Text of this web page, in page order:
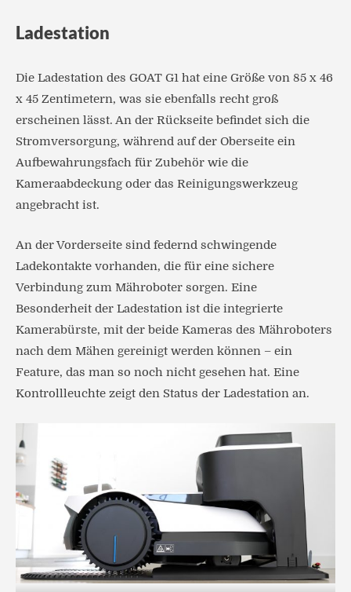
Ladestation
Die Ladestation des GOAT G1 hat eine Größe von 85 x 46
x 45 Zentimetern, was sie ebenfalls recht groß
erscheinen lässt. An der Rückseite befindet sich die
Stromversorgung, während auf der Oberseite ein
Aufbewahrungsfach für Zubehör wie die
Kameraabdeckung oder das Reinigungswerkzeug
angebracht ist.
An der Vorderseite sind federnd schwingende
Ladekontakte vorhanden, die für eine sichere
Verbindung zum Mähroboter sorgen. Eine
Besonderheit der Ladestation ist die integrierte
Kamerabürste, mit der beide Kameras des Mähroboters
nach dem Mähen gereinigt werden können – ein
Feature, das man so noch nicht gesehen hat. Eine
Kontrollleuchte zeigt den Status der Ladestation an.